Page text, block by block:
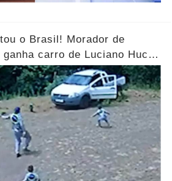
o Brasil! Morador de
carro de Luciano Huck
viralizar.... Ver mais